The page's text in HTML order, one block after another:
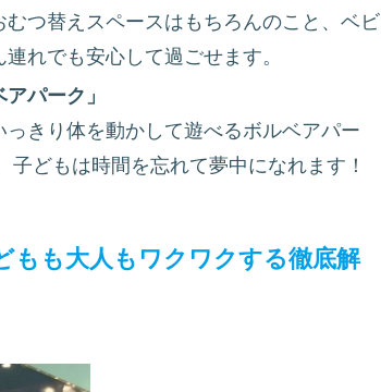
つ替えスペースはもちろんのこと、ベビ
れでも安心して過ごせます。
パーク」
きり体を動かして遊べるボルベアパー
どもは時間を忘れて夢中になれます！
もも大人もワクワクする徹底解